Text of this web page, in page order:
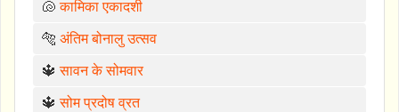
🐚कामिका एकादशी
🐅 अंतिम बोनालु उत्सव
🔱सावन के सोमवार
🔱सोम प्रदोष व्रत